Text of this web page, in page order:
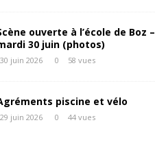
ouverte à l’école de Boz –
30 juin (photos)
30 juin 2026 0 58 vues
piscine et vélo
29 juin 2026 0 44 vues